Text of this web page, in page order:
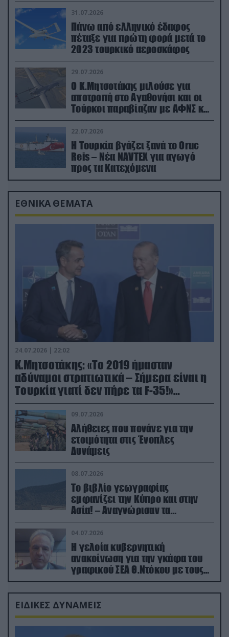
31.07.2026
Πάνω από ελληνικό έδαφος
πέταξε για πρώτη φορά μετά το
2023 τουρκικό αεροσκάφος
29.07.2026
Ο Κ.Μητσοτάκης μιλούσε για
αποτροπή στο Αγαθονήσι και οι
Τούρκοι παραβίαζαν με ΑΦΝΣ και
drone
22.07.2026
Η Τουρκία βγάζει ξανά το Oruc
Reis – Νέα NAVTEX για αγωγό
προς τα Κατεχόμενα
ΕΘΝΙΚΑ ΘΕΜΑΤΑ
24.07.2026 | 22:02
Κ.Μητσοτάκης: «Το 2019 ήμασταν
αδύναμοι στρατιωτικά – Σήμερα είναι η
Τουρκία γιατί δεν πήρε τα F-35!»
(βίντεο)
09.07.2026
Αλήθειες που πονάνε για την
ετοιμότητα στις Ένοπλες
Δυνάμεις
08.07.2026
Το βιβλίο γεωγραφίας
εμφανίζει την Κύπρο και στην
Ασία! – Αναγνώρισαν τα
κατεχόμενα; (φωτο)
04.07.2026
Η γελοία κυβερνητική
ανακοίνωση για την γκάφα του
γραφικού ΣΕΑ Θ.Ντόκου με τους
Ρώσους φαρσέρ
ΕΙΔΙΚΕΣ ΔΥΝΑΜΕΙΣ